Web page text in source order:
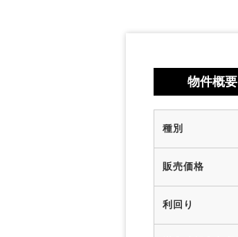
物件概要
種別
販売価格
利回り